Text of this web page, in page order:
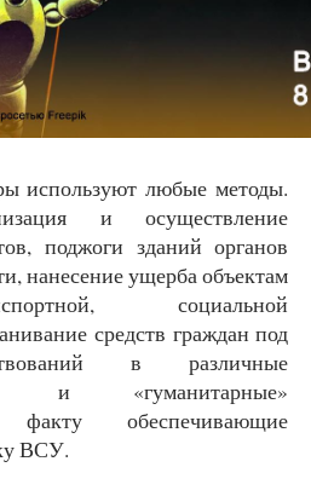
используют любые методы.
и осуществление
поджоги зданий органов
нанесение ущерба объектам
социальной
средств граждан под
в различные
и «гуманитарные»
обеспечивающие
ВСУ.